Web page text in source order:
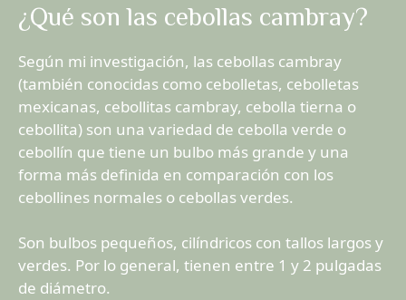
¿Qué son las cebollas cambray?
Según mi investigación, las cebollas cambray
(también conocidas como cebolletas, cebolletas
mexicanas, cebollitas cambray, cebolla tierna o
cebollita) son una variedad de cebolla verde o
cebollín que tiene un bulbo más grande y una
forma más definida en comparación con los
cebollines normales o cebollas verdes.
Son bulbos pequeños, cilíndricos con tallos largos y
verdes. Por lo general, tienen entre 1 y 2 pulgadas
de diámetro.